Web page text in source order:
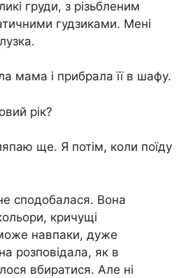
груди, з різьбленим
гудзиками. Мені
мама і прибрала її в шафу.
рік?
ще. Я потім, коли поїду
сподобалася. Вона
кричущі
навпаки, дуже
розповідала, як в
вбиратися. Але ні